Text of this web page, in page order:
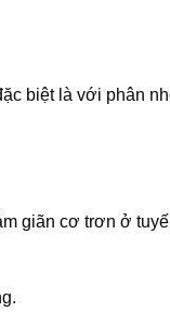
biệt là với phân
giãn cơ trơn ở